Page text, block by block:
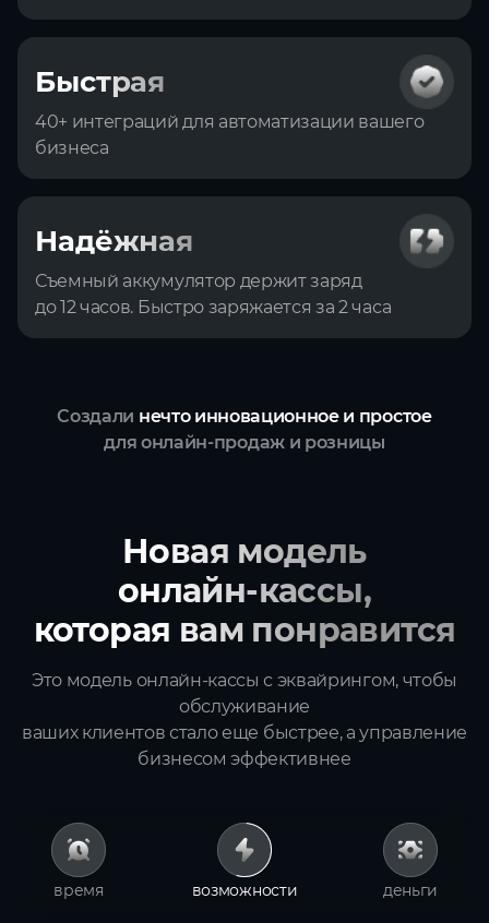
Быстрая
40+ интеграций для автоматизации вашего
бизнеса
Надёжная
Съемный аккумулятор держит заряд
до 12 часов. Быстро заряжается за 2 часа
Создали нечто инновационное и простое
для онлайн‑продаж и розницы
Новая модель
онлайн‑кассы,
которая вам понравится
Это модель онлайн‑кассы с эквайрингом, чтобы
обслуживание
ваших клиентов стало еще быстрее, а управление
бизнесом эффективнее
время возможности деньги